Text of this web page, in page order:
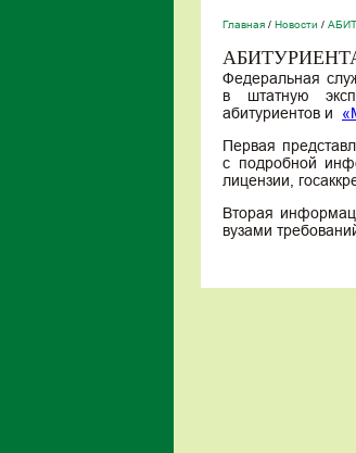
Главная / Новости /
Федеральная
в штатную
абитуриентов и
Первая
с подробной
лицензии,
Вторая
вузами